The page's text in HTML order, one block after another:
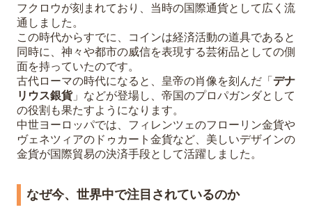
フクロウが刻まれており、当時の国際通貨として広く流
通しました。
この時代からすでに、コインは経済活動の道具であると
同時に、神々や都市の威信を表現する芸術品としての側
面を持っていたのです。
古代ローマの時代になると、皇帝の肖像を刻んだ「 デナ
リウス銀貨」などが登場し、帝国のプロパガンダとして
の役割も果たすようになります。
中世ヨーロッパでは、フィレンツェのフローリン金貨や
ヴェネツィアのドゥカート金貨など、美しいデザインの
金貨が国際貿易の決済手段として活躍しました。
なぜ今、世界中で注目されているのか